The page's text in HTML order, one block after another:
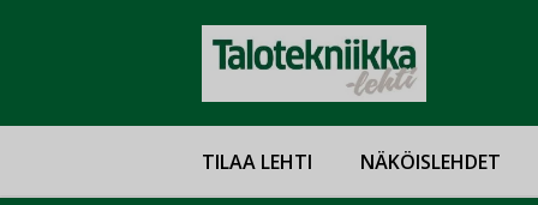
TILAA LEHTI NÄKÖISLEHDET